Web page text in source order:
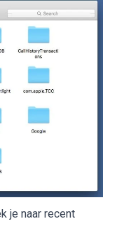
je naar recent